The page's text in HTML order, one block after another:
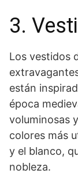
3.
Los vestidos
están
⁢época
voluminosas
colores‍ más
y el blanco,
nobleza.